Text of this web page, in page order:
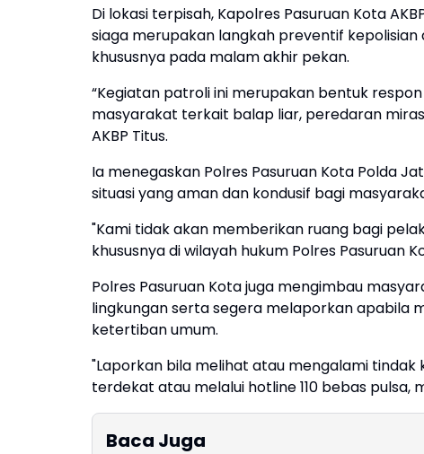
Di lokasi terpisah, Kapolres Pasuruan Kota
siaga merupakan langkah preventif
khususnya pada malam akhir pekan.
“Kegiatan patroli ini merupakan bentuk
masyarakat terkait balap liar, peredaran
AKBP Titus.
Ia menegaskan Polres Pasuruan Kota Polda
situasi yang aman dan kondusif bagi
"Kami tidak akan memberikan ruang bagi
khususnya di wilayah hukum Polres Pasuruan
Polres Pasuruan Kota juga mengimbau
lingkungan serta segera melaporkan apabila
ketertiban umum.
"Laporkan bila melihat atau mengalami tindak
terdekat atau melalui hotline 110 bebas
Baca Juga